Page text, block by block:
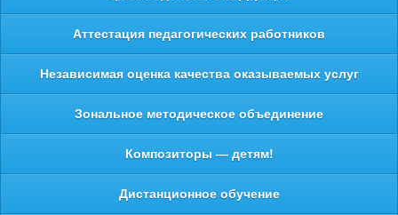
Аттестация педагогических работников
Независимая оценка качества оказываемых услуг
Зональное методическое объединение
Композиторы — детям!
Дистанционное обучение